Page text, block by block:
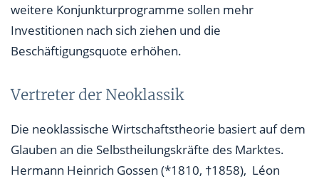
weitere Konjunkturprogramme sollen mehr
Investitionen nach sich ziehen und die
Beschäftigungsquote erhöhen.
Vertreter der Neoklassik
Die neoklassische Wirtschaftstheorie basiert auf dem
Glauben an die Selbstheilungskräfte des Marktes.
Hermann Heinrich Gossen (*1810, †1858), Léon